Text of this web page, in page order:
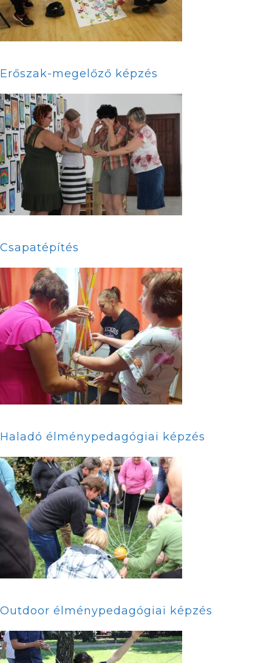
Erőszak-megelőző képzés
Csapatépítés
Haladó élménypedagógiai képzés
Outdoor élménypedagógiai képzés